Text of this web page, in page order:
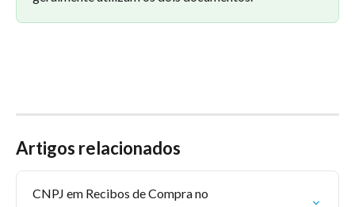
Artigos relacionados
CNPJ em Recibos de Compra no